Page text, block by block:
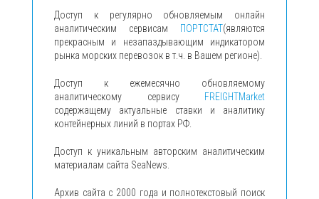
Доступ к регулярно обновляемым онлайн
аналитическим сервисам ПОРТСТАТ(являются
прекрасным и незапаздывающим индикатором
рынка морских перевозок в т.ч. в Вашем регионе).
Доступ к ежемесячно обновляемому
аналитическому сервису FREIGHTMarket
содержащему актуальные ставки и аналитику
контейнерных линий в портах РФ.
Доступ к уникальным авторским аналитическим
материалам сайта SeaNews.
Архив сайта с 2000 года и полнотекстовый поиск